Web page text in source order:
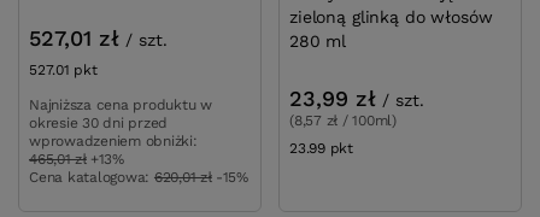
527,01 zł / szt.
527.01 pktpunktów
Najniższa cena produktu w
okresie 30 dni przed
wprowadzeniem obniżki:
465,01 zł +13%
Cena katalogowa: 620,01 zł -15%
zieloną glinką do włosów
280 ml
23,99 zł / szt.
(8,57 zł / 100ml)
23.99 pktpunktów